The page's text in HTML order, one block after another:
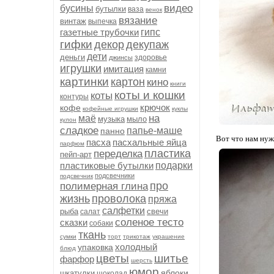
бусины бутылки ваза венок видео
винтаж выпечка вязание
газетные трубочки гипс
гифки декордекупаж
деньги дети джинсы здоровье
игрушки имитация камни
картинки картон кино книги
контуры коты коты и кошки
кофе кофейные игрушки крючок куклы
кулон маё музыка мыло на
сладкое панно папье-маше
парфюм пасха пасхальные яйца
пейп-арт переделка пластика
пластиковые бутылки подарки
подсвечник подсвечники
полимерная глина про
жизнь проволока пряжа
рыба салат салфетки свечи
сказки собаки соленое тесто
сумки ткань торт трикотаж украшение
блюд упаковка холодный
фарфор цветы шерсть шитье
Вот что нам